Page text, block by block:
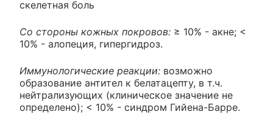
скелетная боль
Со стороны кожных покровов: ≥ 10% - акне; <
10% - алопеция, гипергидроз.
Иммунологические реакции: возможно
образование антител к белатацепту, в т.ч.
нейтрализующих (клиническое значение не
определено); < 10% - синдром Гийена-Барре.